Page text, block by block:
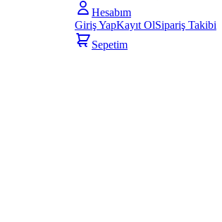
Hesabım
Giriş YapKayıt OlSipariş Takibi
Sepetim